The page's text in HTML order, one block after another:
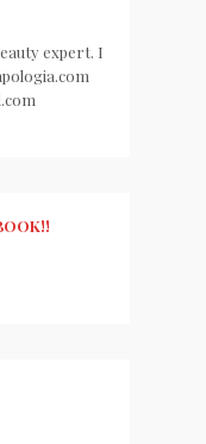
expert. I